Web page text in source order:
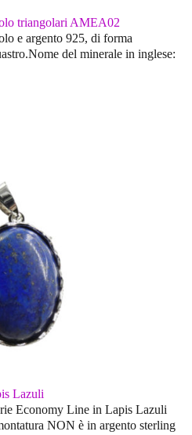
triangolari AMEA02
e argento 925, di forma
del minerale in inglese:
Lazuli
Economy Line in Lapis Lazuli
NON è in argento sterling